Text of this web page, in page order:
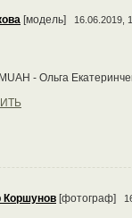
[модель] 16.06.2019,
- Ольга
Коршунов [фотограф]